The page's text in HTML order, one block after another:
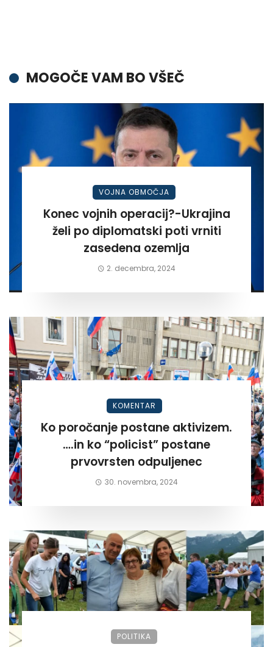
MOGOČE VAM BO VŠEČ
VOJNA OBMOČJA
Konec vojnih operacij?-Ukrajina
želi po diplomatski poti vrniti
zasedena ozemlja
2. decembra, 2024
KOMENTAR
Ko poročanje postane aktivizem.
….in ko “policist” postane
prvovrsten odpuljenec
30. novembra, 2024
POLITIKA